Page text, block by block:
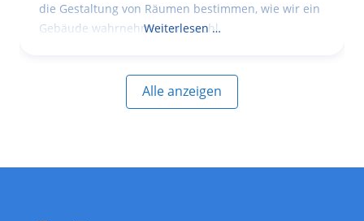
die Gestaltung von Räumen bestimmen, wie wir ein
Gebäude wahrnehmen, wie wohl
Weiterlesen …
Alle anzeigen